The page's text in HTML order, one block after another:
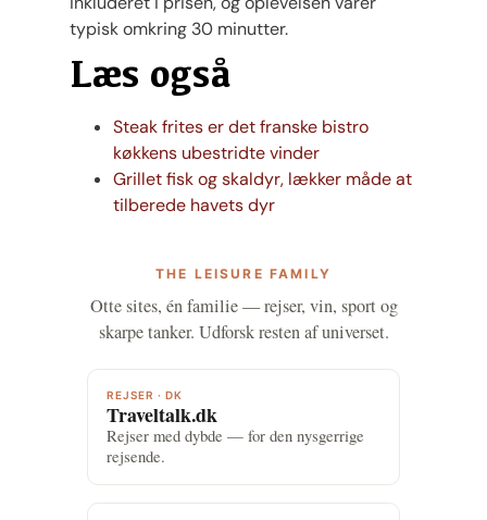
typisk omkring 30 minutter​.
Læs også
Steak frites er det franske bistro
køkkens ubestridte vinder
Grillet fisk og skaldyr, lækker måde at
tilberede havets dyr
THE LEISURE FAMILY
Otte sites, én familie — rejser, vin, sport og
skarpe tanker. Udforsk resten af universet.
REJSER · DK
Traveltalk.dk
Rejser med dybde — for den nysgerrige
rejsende.